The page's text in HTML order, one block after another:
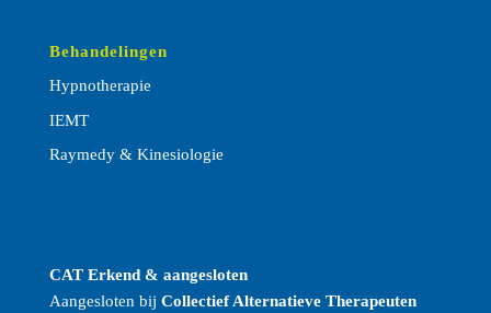
Behandelingen
Hypnotherapie
IEMT
Raymedy& Kinesiologie
CAT Erkend & aangesloten
Aangesloten bij Collectief Alternatieve Therapeuten